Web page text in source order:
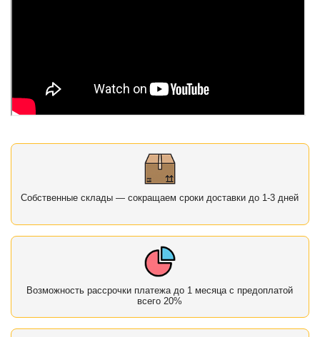
Собственные склады — сокращаем сроки доставки до 1-3 дней
Возможность рассрочки платежа до 1 месяца с предоплатой
всего 20%